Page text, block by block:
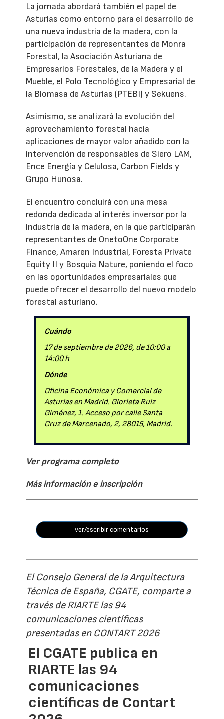
La jornada abordará también el papel de
Asturias como entorno para el desarrollo de
una nueva industria de la madera, con la
participación de representantes de Monra
Forestal, la Asociación Asturiana de
Empresarios Forestales, de la Madera y el
Mueble, el Polo Tecnológico y Empresarial de
la Biomasa de Asturias (PTEBI) y Sekuens.
Asimismo, se analizará la evolución del
aprovechamiento forestal hacia
aplicaciones de mayor valor añadido con la
intervención de responsables de Siero LAM,
Ence Energía y Celulosa, Carbon Fields y
Grupo Hunosa.
El encuentro concluirá con una mesa
redonda dedicada al interés inversor por la
industria de la madera, en la que participarán
representantes de OnetoOne Corporate
Finance, Amaren Industrial, Foresta Private
Equity II y Bosquia Nature, poniendo el foco
en las oportunidades empresariales que
puede ofrecer el desarrollo del nuevo modelo
forestal asturiano.
Cuándo
17 de septiembre de 2026, de 10:00 a
14:00 h
Dónde
Oficina Económica y Comercial de
Asturias en Madrid. Glorieta Ruiz
Giménez, 1. Acceso por calle Santa
Cruz de Marcenado, 2, 28015, Madrid.
Ver programa completo
Más información e inscripción
ver/escribir comentarios
El Consejo General de la Arquitectura
Técnica de España, CGATE, comparte a
través de RIARTE las 94
comunicaciones científicas
presentadas en CONTART 2026
El CGATE publica en
RIARTE las 94
comunicaciones
científicas de Contart